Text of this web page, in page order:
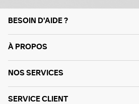
BESOIN D'AIDE ?
À PROPOS
NOS SERVICES
SERVICE CLIENT